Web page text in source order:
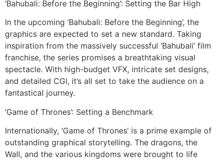
‘Bahubali: Before the Beginning’: Setting the Bar High
In the upcoming ‘Bahubali: Before the Beginning’, the
graphics are expected to set a new standard. Taking
inspiration from the massively successful ‘Bahubali’ film
franchise, the series promises a breathtaking visual
spectacle. With high-budget VFX, intricate set designs,
and detailed CGI, it’s all set to take the audience on a
fantastical journey.
‘Game of Thrones’: Setting a Benchmark
Internationally, ‘Game of Thrones’ is a prime example of
outstanding graphical storytelling. The dragons, the
Wall, and the various kingdoms were brought to life